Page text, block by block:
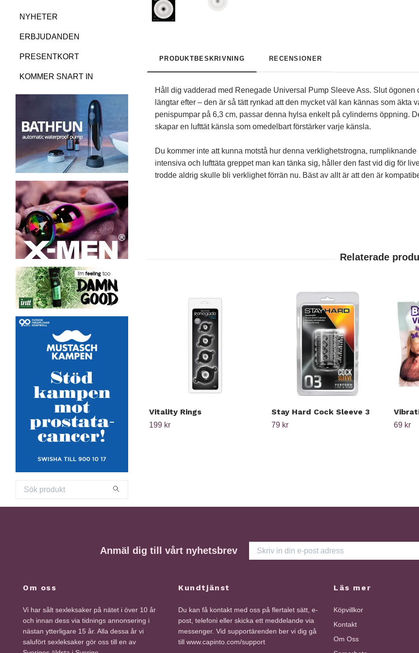
NYHETER
ERBJUDANDEN
PRESENTKORT
KOMMER SNART IN
PRODUKTBESKRIVNING RECENSIONER
Håll dig vadderad med Renegade Universal Pump Sleeve Ass. Slut
längtar efter – den är så tätt rynkad att den mycket väl kan kännas som
penispumpar på 6,3 cm, passar denna hylsa enkelt på cylinderns öppning.
skapar en lufttät känsla som omedelbart förstärker varje känsla.
Du kommer inte att kunna motstå hur denna verklighetstrogna,
intensiva och lufttäta greppet man kan tänka sig, håller den fast vid dig för
trodde aldrig skulle bli verklighet förrän nu. Bäst av allt är att den är
Vitality Rings
199 kr
Stay Hard Cock Sleeve 3
79 kr 69 kr
Anmäl dig till vårt nyhetsbrev
Om oss
Vi har sålt sexleksaker på nätet i över 10 år
och innan dess via tidnings annonsering i
nästan ytterligare 15 år. Alla dessa år vi
salufört sexleksaker gör oss till en av
Kundtjänst
Du kan få kontakt med oss på flertalet sätt, e-
post, telefoni eller skicka ett meddelande via
messenger. Vid supportärenden ber vi dig gå
till www.capinto.com/support
Läs mer
Köpvillkor
Kontakt
Om Oss